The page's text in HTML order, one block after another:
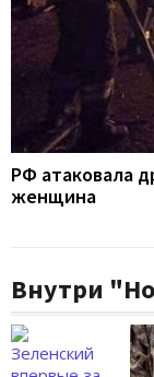
РФ атаковала
женщина
Внутри